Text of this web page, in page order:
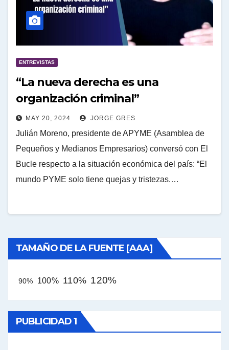
ENTREVISTAS
“La nueva derecha es una
organización criminal”
MAY 20, 2024 JORGE GRES
Julián Moreno, presidente de APYME (Asamblea de
Pequeños y Medianos Empresarios) conversó con El
Bucle respecto a la situación económica del país: “El
mundo PYME solo tiene quejas y tristezas.…
TAMAÑO DE LA FUENTE [AAA]
90% 100% 110% 120%
PUBLICIDAD 1